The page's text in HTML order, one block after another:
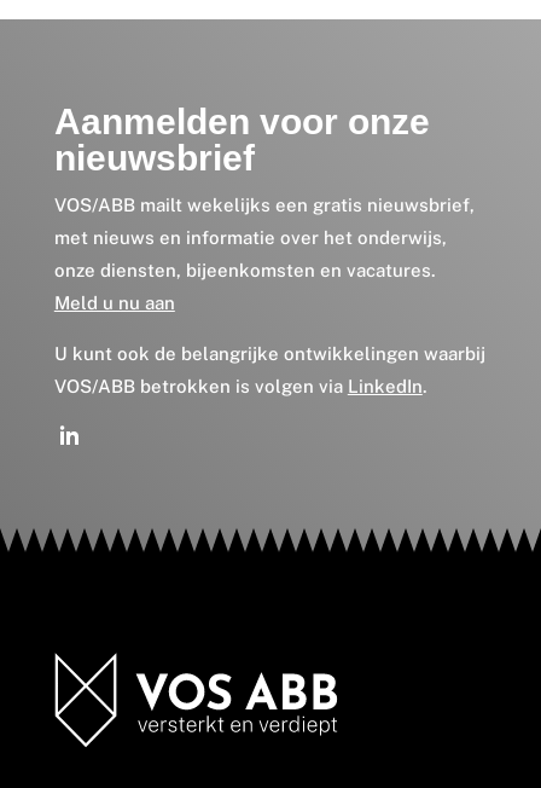
Aanmelden voor onze
nieuwsbrief
VOS/ABB mailt wekelijks een gratis nieuwsbrief,
met nieuws en informatie over het onderwijs,
onze diensten, bijeenkomsten en vacatures.
Meld u nu aan
U kunt ook de belangrijke ontwikkelingen waarbij
VOS/ABB betrokken is volgen via LinkedIn.